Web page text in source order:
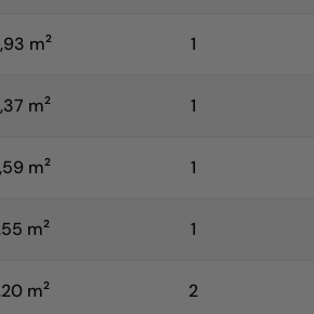
m2 1
m2 1
m2 1
m2 1
m2 2